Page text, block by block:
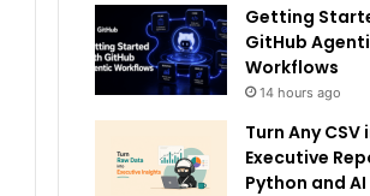
Getting
GitHub
Workflows
14 hours ago
Turn Any CSV
Executive
Python and AI